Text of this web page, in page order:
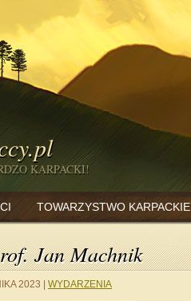
KARPACKI!
TOWARZYSTWO KARPACKIE
Jan Machnik
2023 WYDARZENIA